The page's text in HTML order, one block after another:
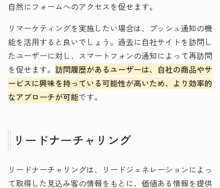
自然にフォームへのアクセスを促せます。
リマーケティングを実施したい場合は、プッシュ通知の機
能を活用すると良いでしょう。過去に自社サイトを訪問し
たユーザーに対し、スマートフォンの通知によって再訪問
を促せます。 訪問履歴があるユーザーは、自社の商品やサ
ービスに興味を持っている可能性が高いため、より効率的
なアプローチが可能です。
リードナーチャリング
リードナーチャリングは、リードジェネレーションによっ
て取得した見込み客の情報をもとに、価値ある情報を提供